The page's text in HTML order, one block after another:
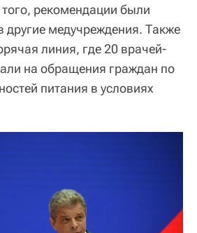
рекомендации были
другие медучреждения. Также
линия, где 20 врачей-
на обращения граждан по
питания в условиях